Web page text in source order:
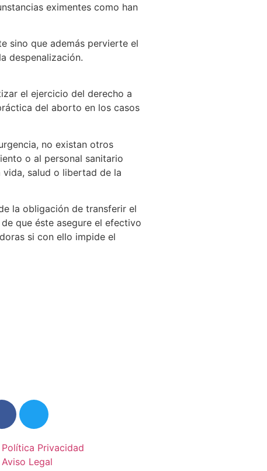
eximentes como han
sino que además pervierte el
despenalización.
el ejercicio del derecho a
del aborto en los casos
no existan otros
o al personal sanitario
salud o libertad de la
la obligación de transferir el
que éste asegure el efectivo
si con ello impide el
Política Privacidad
Aviso Legal